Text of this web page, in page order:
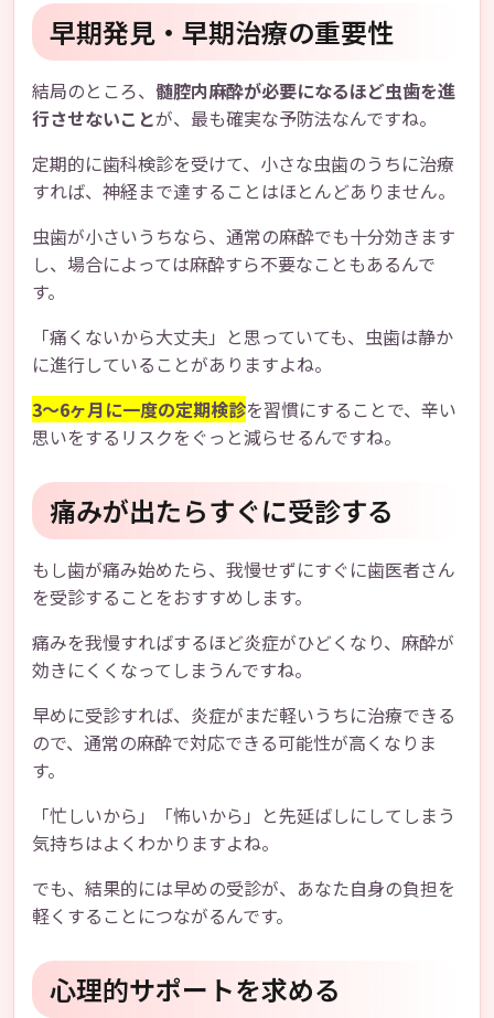
早期発見・早期治療の重要性
結局のところ、 髄腔内麻酔が必要になるほど虫歯を進
行させないことが、最も確実な予防法なんですね。
定期的に歯科検診を受けて、小さな虫歯のうちに治療
すれば、神経まで達することはほとんどありません。
虫歯が小さいうちなら、通常の麻酔でも十分効きます
し、場合によっては麻酔すら不要なこともあるんで
す。
「痛くないから大丈夫」と思っていても、虫歯は静か
に進行していることがありますよね。
3〜6ヶ月に一度の定期検診を習慣にすることで、辛い
思いをするリスクをぐっと減らせるんですね。
痛みが出たらすぐに受診する
もし歯が痛み始めたら、我慢せずにすぐに歯医者さん
を受診することをおすすめします。
痛みを我慢すればするほど炎症がひどくなり、麻酔が
効きにくくなってしまうんですね。
早めに受診すれば、炎症がまだ軽いうちに治療できる
ので、通常の麻酔で対応できる可能性が高くなりま
す。
「忙しいから」「怖いから」と先延ばしにしてしまう
気持ちはよくわかりますよね。
でも、結果的には早めの受診が、あなた自身の負担を
軽くすることにつながるんです。
心理的サポートを求める